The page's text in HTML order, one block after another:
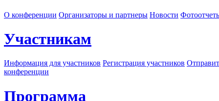
О конференции Организаторы и партнеры Новости
Участникам
Информация для участников Регистрация участников
конференции
Программа